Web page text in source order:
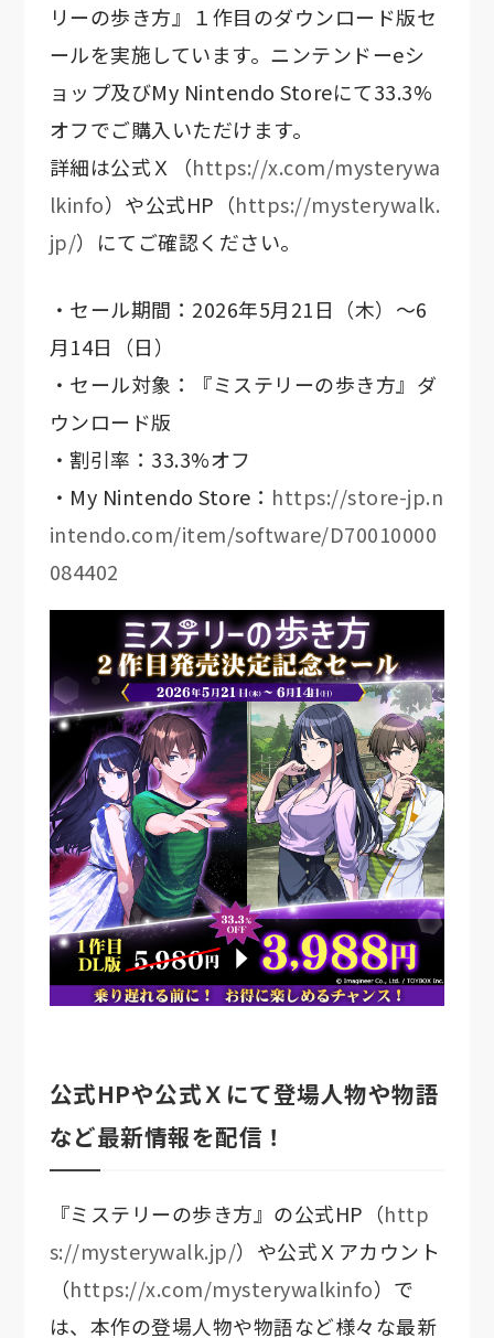
リーの歩き方』１作目のダウンロード版セ
ールを実施しています。ニンテンドーeシ
ョップ及びMy Nintendo Storeにて33.3%
オフでご購入いただけます。
詳細は公式Ｘ（https://x.com/mysterywa
lkinfo）や公式HP（https://mysterywalk.
jp/）にてご確認ください。
・セール期間：2026年5月21日（木）～6
月14日（日）
・セール対象：『ミステリーの歩き方』ダ
ウンロード版
・割引率：33.3%オフ
・My Nintendo Store： https://store-jp.n
intendo.com/item/software/D70010000
084402
公式HPや公式Ｘにて登場人物や物語
など最新情報を配信！
『ミステリーの歩き方』の公式HP（http
s://mysterywalk.jp/）や公式Ｘアカウント
（https://x.com/mysterywalkinfo）で
は、本作の登場人物や物語など様々な最新